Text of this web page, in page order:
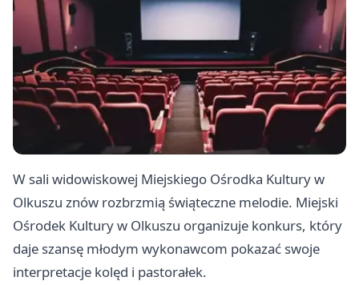
W sali widowiskowej Miejskiego Ośrodka Kultury w
Olkuszu znów rozbrzmią świąteczne melodie. Miejski
Ośrodek Kultury w Olkuszu organizuje konkurs, który
daje szansę młodym wykonawcom pokazać swoje
interpretacje kolęd i pastorałek.